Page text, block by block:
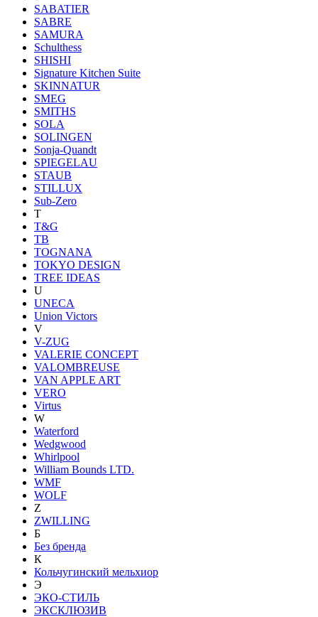
SABATIER
SABRE
SAMURA
Schulthess
SHISHI
Signature Kitchen Suite
SKINNATUR
SMEG
SMITHS
SOLA
SOLINGEN
Sonja-Quandt
SPIEGELAU
STAUB
STILLUX
Sub-Zero
T
T&G
TB
TOGNANA
TOKYO DESIGN
TREE IDEAS
U
UNECA
Union Victors
V
V-ZUG
VALERIE CONCEPT
VALOMBREUSE
VAN APPLE ART
VERO
Virtus
W
Waterford
Wedgwood
Whirlpool
William Bounds LTD.
WMF
WOLF
Z
ZWILLING
Б
Без бренда
К
Кольчугинский мельхиор
Э
ЭКО-СТИЛЬ
ЭКСКЛЮЗИВ